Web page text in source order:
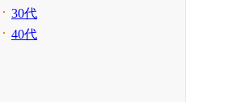
30代
40代